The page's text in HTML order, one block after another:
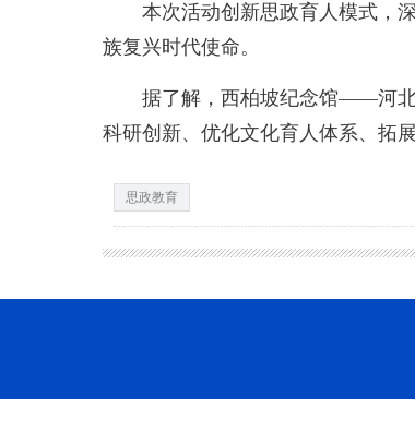
本次活动创新思政育人模式，深
族复兴时代使命。
据了解，西柏坡纪念馆——河北大
科研创新、优化文化育人体系、拓
思政教育